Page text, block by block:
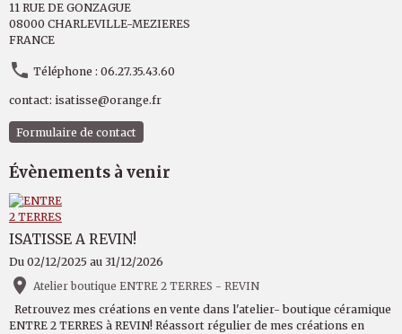
11 RUE DE GONZAGUE
08000 CHARLEVILLE-MEZIERES
FRANCE
Téléphone : 06.27.35.43.60
contact: isatisse@orange.fr
Formulaire de contact
Évènements à venir
ISATISSE A REVIN!
Du 02/12/2025 au 31/12/2026
Atelier boutique ENTRE 2 TERRES - REVIN
Retrouvez mes créations en vente dans l'atelier- boutique céramique
ENTRE 2 TERRES à REVIN! Réassort régulier de mes créations en